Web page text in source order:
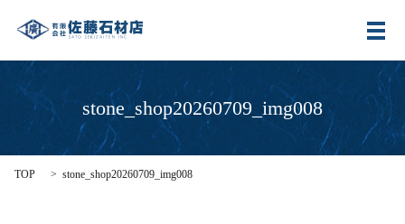
メ
stone_shop20260709_img008
TOP stone_shop20260709_img008